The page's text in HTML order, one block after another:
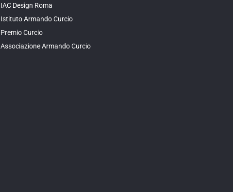
IAC Design Roma
Istituto Armando Curcio
Premio Curcio
Associazione Armando Curcio